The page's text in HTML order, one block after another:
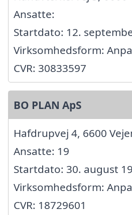
Ansatte:
Startdato: 12.
Virksomhedsform:
CVR: 30833597
BO PLAN ApS
Hafdrupvej 4, 6600
Ansatte: 19
Startdato: 30. august
Virksomhedsform:
CVR: 18729601